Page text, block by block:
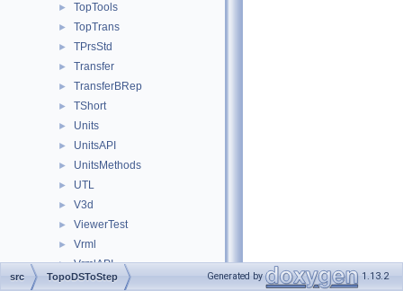
► TopTools
► TopTrans
► TPrsStd
► Transfer
► TransferBRep
► TShort
► Units
► UnitsAPI
► UnitsMethods
► UTL
► V3d
► ViewerTest
► Vrml
► VrmlAPI
► VrmlConverter
src TopoDSToStep Generated by 1.13.2